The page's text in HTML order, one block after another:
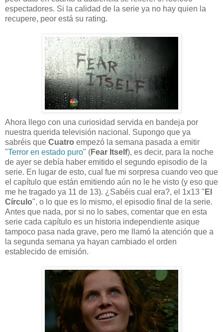
espectadores. Si la calidad de la serie ya no hay quien la
recupere, peor está su rating.
Ahora llego con una curiosidad servida en bandeja por
nuestra querida televisión nacional. Supongo que ya
sabréis que Cuatro empezó la semana pasada a emitir
"Terror en estado puro" (Fear Itself), es decir, para la noche
de ayer se debía haber emitido el segundo episodio de la
serie. En lugar de esto, cual fue mi sorpresa cuando veo que
el capítulo que están emitiendo aún no le he visto (y eso que
me he tragado ya 11 de 13). ¿Sabéis cual era?, el 1x13 " El
Círculo", o lo que es lo mismo, el episodio final de la serie.
Antes que nada, por si no lo sabes, comentar que en esta
serie cada capítulo es un historia independiente asique
tampoco pasa nada grave, pero me llamó la atención que a
la segunda semana ya hayan cambiado el orden
establecido de emisión.